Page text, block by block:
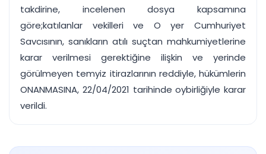
takdirine, incelenen dosya kapsamına
göre;katılanlar vekilleri ve O yer Cumhuriyet
Savcısının, sanıkların atılı suçtan mahkumiyetlerine
karar verilmesi gerektiğine ilişkin ve yerinde
görülmeyen temyiz itirazlarının reddiyle, hükümlerin
ONANMASINA, 22/04/2021 tarihinde oybirliğiyle karar
verildi.